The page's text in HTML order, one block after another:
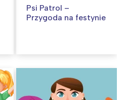
Psi Patrol –
Przygoda na festynie